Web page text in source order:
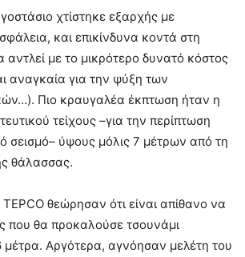
χτίστηκε εξαρχής με
και επικίνδυνα κοντά στη
με το μικρότερο δυνατό κόστος
αναγκαία για την ψύξη των
Πιο κραυγαλέα έκπτωση ήταν η
τείχους –για την περίπτωση
σεισμό– ύψους μόλις 7 μέτρων από τη
θάλασσας.
TEPCO θεώρησαν ότι είναι απίθανο να
που θα προκαλούσε τσουνάμι
Αργότερα, αγνόησαν μελέτη του